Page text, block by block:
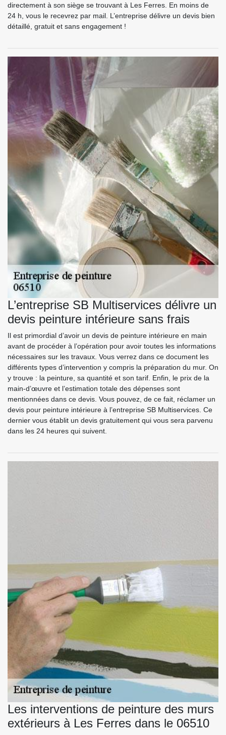
directement à son siège se trouvant à Les Ferres. En moins de
24 h, vous le recevrez par mail. L’entreprise délivre un devis bien
détaillé, gratuit et sans engagement !
L’entreprise SB Multiservices délivre un
devis peinture intérieure sans frais
Il est primordial d’avoir un devis de peinture intérieure en main
avant de procéder à l’opération pour avoir toutes les informations
nécessaires sur les travaux. Vous verrez dans ce document les
différents types d’intervention y compris la préparation du mur. On
y trouve : la peinture, sa quantité et son tarif. Enfin, le prix de la
main-d’œuvre et l’estimation totale des dépenses sont
mentionnées dans ce devis. Vous pouvez, de ce fait, réclamer un
devis pour peinture intérieure à l’entreprise SB Multiservices. Ce
dernier vous établit un devis gratuitement qui vous sera parvenu
dans les 24 heures qui suivent.
Les interventions de peinture des murs
extérieurs à Les Ferres dans le 06510